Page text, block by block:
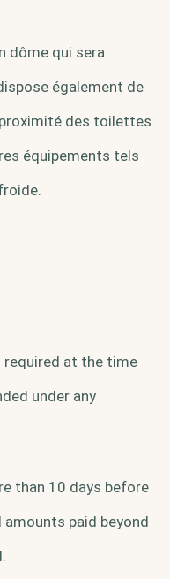
dôme qui sera
également de
des toilettes
équipements tels
required at the time
under any
than 10 days before
paid beyond